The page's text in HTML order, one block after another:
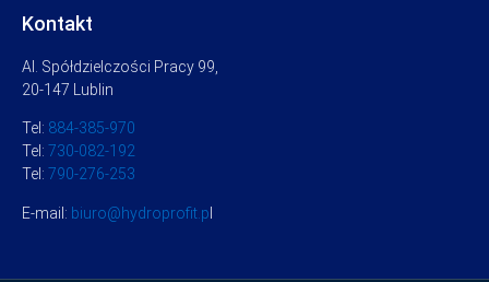
Kontakt
Al. Spółdzielczości Pracy 99,
20-147 Lublin
Tel: 884-385-970
Tel: 730-082-192
Tel: 790-276-253
E-mail: biuro@hydroprofit.p